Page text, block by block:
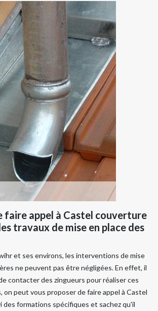
faire appel à Castel couverture
travaux de mise en place des
et ses environs, les interventions de mise
ne peuvent pas être négligées. En effet, il
contacter des zingueurs pour réaliser ces
on peut vous proposer de faire appel à Castel
des formations spécifiques et sachez qu'il